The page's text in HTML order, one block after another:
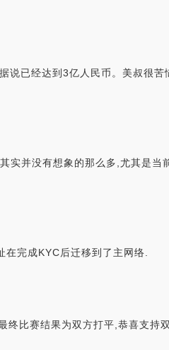
已经达到3亿人民币。美叔很
实并没有想象的那么多,尤其是当
完成KYC后迁移到了主网络.
比赛结果为双方打平,恭喜支持